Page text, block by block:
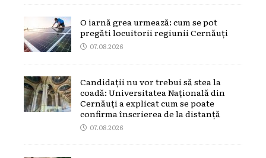
O iarnă grea urmează: cum se pot
pregăti locuitorii regiunii Cernăuți
07.08.2026
Candidații nu vor trebui să stea la
coadă: Universitatea Națională din
Cernăuți a explicat cum se poate
confirma înscrierea de la distanță
07.08.2026